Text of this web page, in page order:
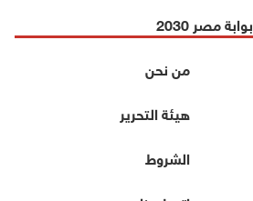
بوابة مصر 2030
من نحن
هيئة التحرير
الشروط